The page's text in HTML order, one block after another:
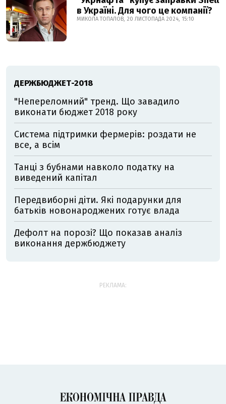
в Україні. Для чого це компанії?
МИКОЛА ТОПАЛОВ, 20 ЛИСТОПАДА 2024, 15:10
ДЕРЖБЮДЖЕТ-2018
"Непереломний" тренд. Що завадило
виконати бюджет 2018 року
Система підтримки фермерів: роздати не
все, а всім
Танці з бубнами навколо податку на
виведений капітал
Передвиборні діти. Які подарунки для
батьків новонароджених готує влада
Дефолт на порозі? Що показав аналіз
виконання держбюджету
РЕКЛАМА: